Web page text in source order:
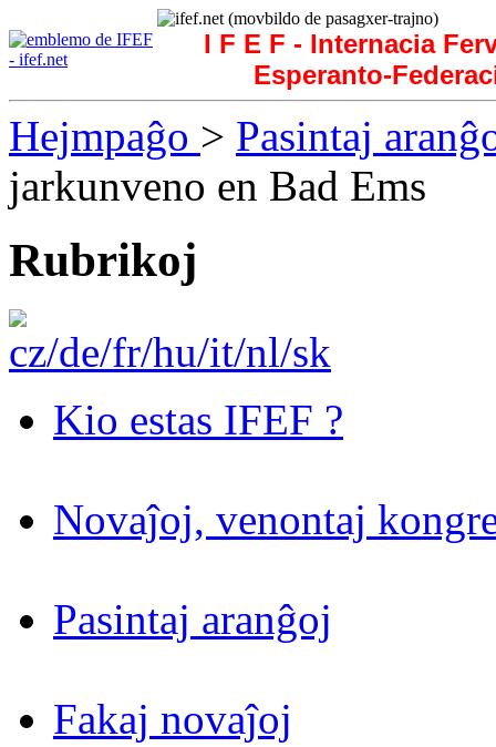
I F E F - Internacia
Esperanto-
Hejmpaĝo > Pasintaj
jarkunveno en Bad Ems
Rubrikoj
Kio estas IFEF ?
Novaĵoj, venontaj
Pasintaj aranĝoj
Fakaj novaĵoj